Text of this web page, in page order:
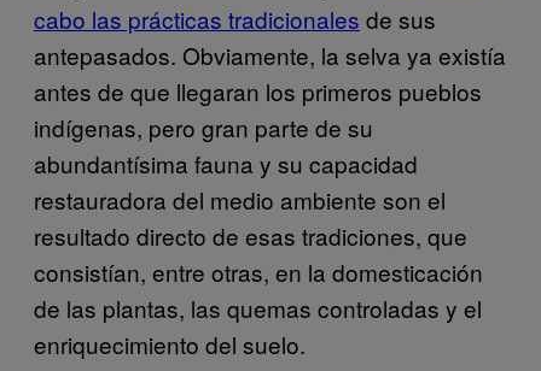
cabo las prácticas tradicionales de sus
antepasados. Obviamente, la selva ya existía
antes de que llegaran los primeros pueblos
indígenas, pero gran parte de su
abundantísima fauna y su capacidad
restauradora del medio ambiente son el
resultado directo de esas tradiciones, que
consistían, entre otras, en la domesticación
de las plantas, las quemas controladas y el
enriquecimiento del suelo.